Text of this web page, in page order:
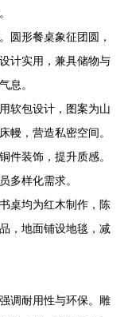
圆形餐桌象征团圆，
计实用，兼具储物与
息。
软包设计，图案为山
幔，营造私密空间。
件装饰，提升质感。
多样化需求。
桌均为红木制作，陈
，地面铺设地毯，减
调耐用性与环保。雕